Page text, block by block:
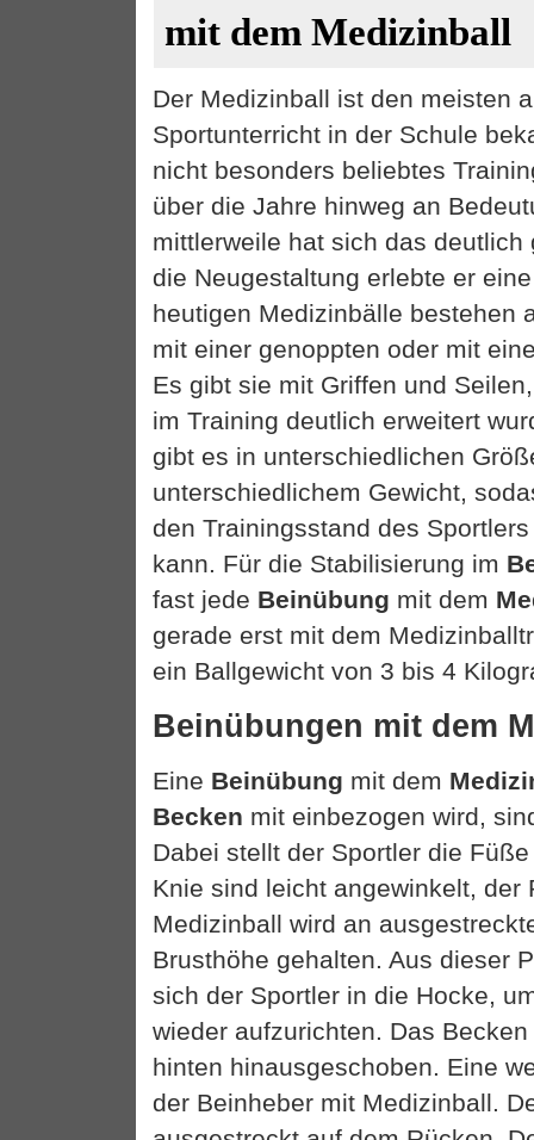
mit dem Medizinball
Der Medizinball ist den meisten
Sportunterricht in der Schule
nicht besonders beliebtes
über die Jahre hinweg an
mittlerweile hat sich das deutlich
die Neugestaltung erlebte er
heutigen Medizinbälle bestehen
mit einer genoppten oder mit
Es gibt sie mit Griffen und
im Training deutlich erweitert
gibt es in unterschiedlichen
unterschiedlichem Gewicht,
den Trainingsstand des
kann. Für die Stabilisierung im
fast jede Beinübung mit dem
gerade erst mit dem
ein Ballgewicht von 3 bis 4
Beinübungen mit dem
Eine Beinübung mit dem
Becken mit einbezogen wird,
Dabei stellt der Sportler die
Knie sind leicht angewinkelt, der
Medizinball wird an
Brusthöhe gehalten. Aus dieser
sich der Sportler in die Hocke,
wieder aufzurichten. Das
hinten hinausgeschoben. Eine
der Beinheber mit Medizinball.